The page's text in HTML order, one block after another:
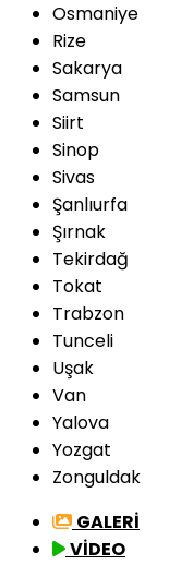
Osmaniye
Rize
Sakarya
Samsun
Siirt
Sinop
Sivas
Şanlıurfa
Şırnak
Tekirdağ
Tokat
Trabzon
Tunceli
Uşak
Van
Yalova
Yozgat
Zonguldak
GALERİ
VİDEO